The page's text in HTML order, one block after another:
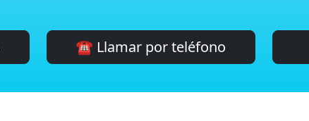
☎️ Llamar por teléfono